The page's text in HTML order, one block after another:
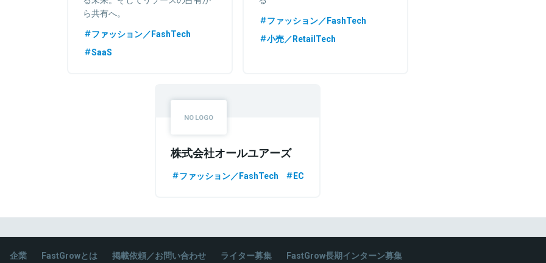
ら共有へ。
ファッション／FashTech
SaaS
ファッション／FashTech
小売／RetailTech
株式会社オールユアーズ
ファッション／FashTech EC
企業 FastGrowとは 掲載依頼／お問い合わせ ライター募集 FastGrow長期インターン募集